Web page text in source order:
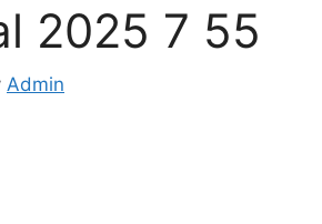
2025 7 55
Admin